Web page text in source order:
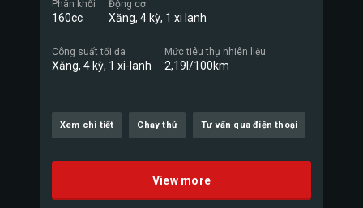
Phân khối
160cc
Động cơ
Xăng, 4 kỳ, 1 xi lanh
Công suất tối đa
Xăng, 4 kỳ, 1 xi-lanh
Mức tiêu thụ nhiên liệu
2,19l/100km
Xem chi tiết Chạy thử Tư vấn qua điện thoại
View more